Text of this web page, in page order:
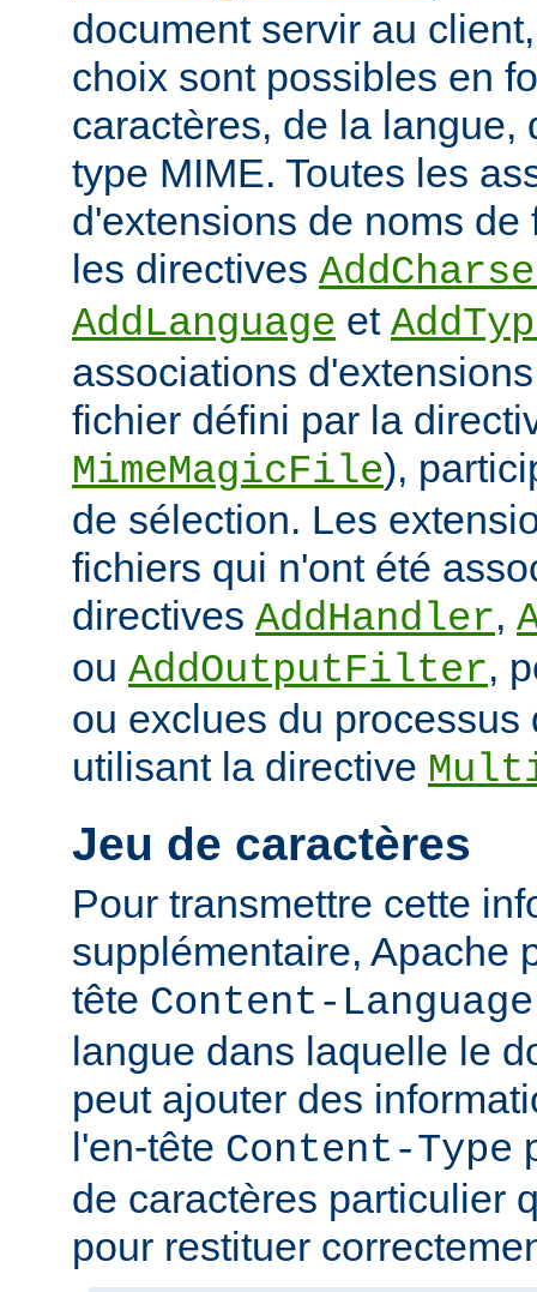
document servir au
choix sont possibles en
caractères, de la langue,
type MIME. Toutes les
d'extensions de noms
les directives
AddLanguage et
associations
fichier défini par la
MimeMagicFile),
de sélection. Les
fichiers qui n'ont été
directives AddHandler,
ou AddOutputFilter,
ou exclues du processus
utilisant la directive
Jeu de caractères
Pour transmettre cette
supplémentaire, Apache
tête Content-Language
langue dans laquelle le
peut ajouter des
l'en-tête Content-Type
de caractères particulier
pour restituer